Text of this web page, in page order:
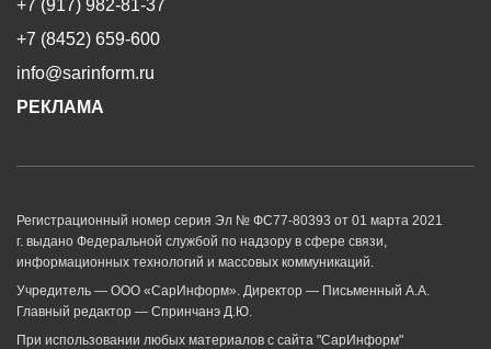
+7 (917) 982-81-37
+7 (8452) 659-600
info@sarinform.ru
РЕКЛАМА
Регистрационный номер серия Эл № ФС77-80393 от 01 марта 2021
г. выдано Федеральной службой по надзору в сфере связи,
информационных технологий и массовых коммуникаций.
Учредитель — ООО «СарИнформ». Директор — Письменный А.А.
Главный редактор — Спринчанэ Д.Ю.
При использовании любых материалов с сайта "СарИнформ"